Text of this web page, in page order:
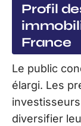
Profil
France
Le public
élargi. Les
diversifier